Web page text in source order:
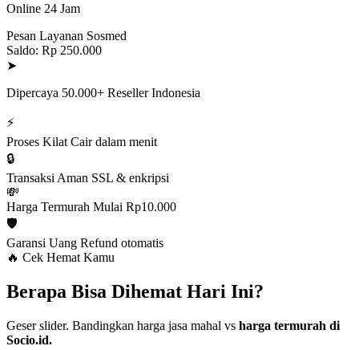
Online 24 Jam
Pesan Layanan Sosmed
Saldo: Rp 250.000
➤
Dipercaya 50.000+ Reseller Indonesia
⚡
Proses Kilat Cair dalam menit
🔒
Transaksi Aman SSL & enkripsi
💸
Harga Termurah Mulai Rp10.000
🛡️
Garansi Uang Refund otomatis
🔥 Cek Hemat Kamu
Berapa Bisa Dihemat Hari Ini?
Geser slider. Bandingkan harga jasa mahal vs harga termurah di
Socio.id.